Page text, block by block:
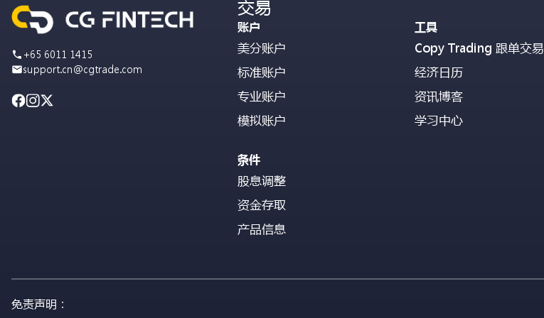
+65 6011 1415
support.cn@cgtrade.com
交易
账户
美分账户
标准账户
专业账户
模拟账户
条件
股息调整
资金存取
产品信息
工具
Copy Trading 跟单交易
经济日历
资讯博客
学习中心
免责声明：